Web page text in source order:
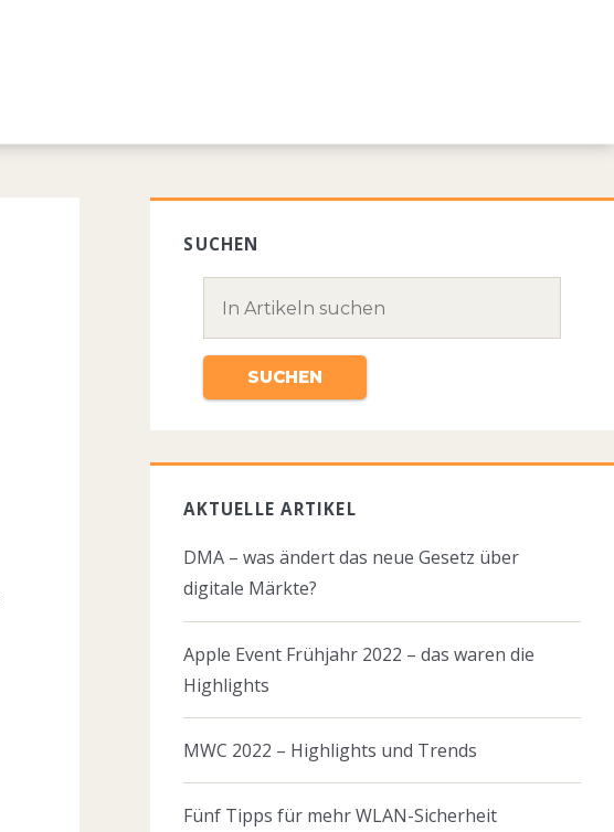
SUCHEN
AKTUELLE ARTIKEL
DMA – was ändert das neue Gesetz über
digitale Märkte?
Apple Event Frühjahr 2022 – das waren die
Highlights
MWC 2022 – Highlights und Trends
Fünf Tipps für mehr WLAN-Sicherheit